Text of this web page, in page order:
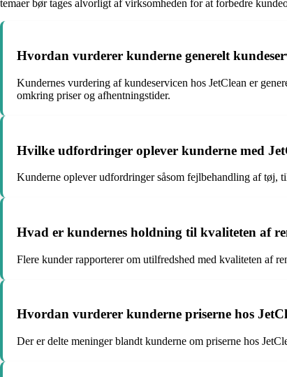
temaer bør tages alvorligt af virksomheden for at forbedre
Hvordan vurderer kunderne generelt
Kundernes vurdering af kundeservicen hos JetClean er
omkring priser og afhentningstider.
Hvilke udfordringer oplever kunderne med
Kunderne oplever udfordringer såsom fejlbehandling af tøj,
Hvad er kundernes holdning til kvaliteten af
Flere kunder rapporterer om utilfredshed med kvaliteten af
Hvordan vurderer kunderne priserne hos
Der er delte meninger blandt kunderne om priserne hos